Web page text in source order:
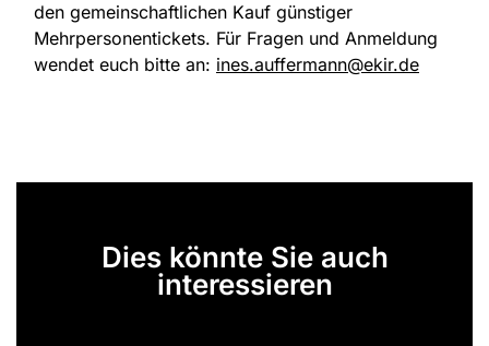
den gemeinschaftlichen Kauf günstiger
Mehrpersonentickets. Für Fragen und Anmeldung
wendet euch bitte an: ines.auffermann@ekir.de
Dies könnte Sie auch
interessieren